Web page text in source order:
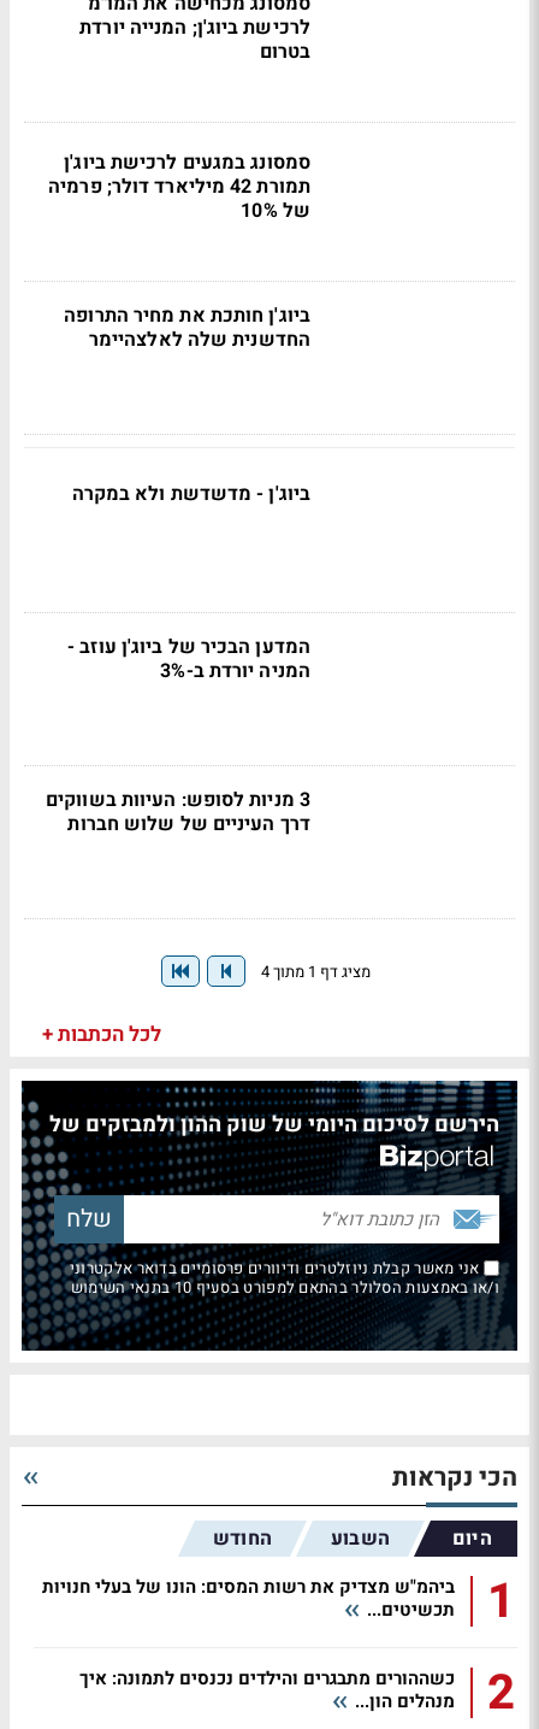
לרכישת ביוג'ן; המנייה יורדת
בטרום
סמסונג במגעים לרכישת ביוג'ן
תמורת 42 מיליארד דולר; פרמיה
של 10%
ביוג'ן חותכת את מחיר התרופה
החדשנית שלה לאלצהיימר
ביוג'ן - מדשדשת ולא במקרה
המדען הבכיר של ביוג'ן עוזב -
המניה יורדת ב-3%
3 מניות לסופש: העיוות בשווקים
דרך העיניים של שלוש חברות
מציג דף 1 מתוך 4
לכל הכתבות +
הירשם לסיכום היומי של שוק ההון ולמבזקים של
אני מאשר קבלת ניוזלטרים ודיוורים פרסומיים בדואר אלקטרוני
ו/או באמצעות הסלולר בהתאם למפורט בסעיף 10 בתנאי השימוש
הכי נקראות
היום השבוע החודש
1
ביהמ"ש מצדיק את רשות המסים: הונו של בעלי חנויות
תכשיטים...
2
כשההורים מתבגרים והילדים נכנסים לתמונה: איך
מנהלים הון...